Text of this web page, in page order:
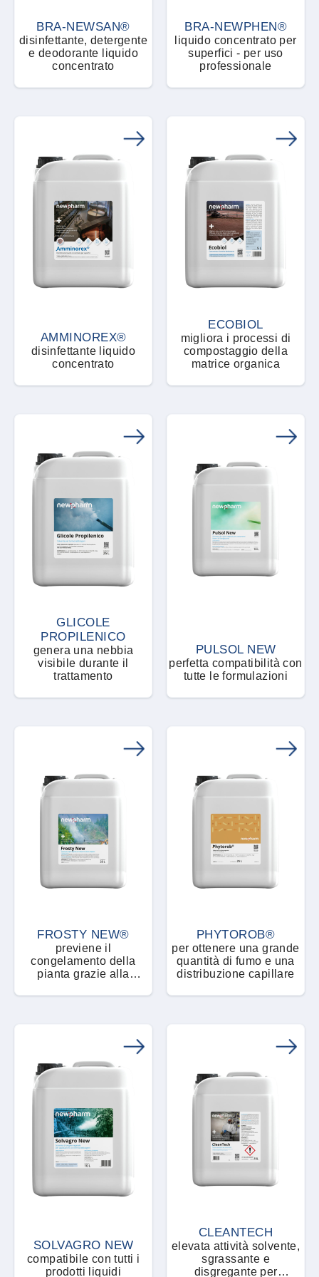
Ricambi
RTU - Pronto all'uso
Sistema dissuasore
Sospensione concentrata
Spray e aerosol
Stazione di avvelenamento
Tablet e compresse
Trappola di aggregazione
BRA-NEWSAN®
disinfettante, detergente
e deodorante liquido
concentrato
BRA-NEWPHEN®
liquido concentrato per
superfici - per uso
professionale
AMMINOREX®
disinfettante liquido
concentrato
ECOBIOL
migliora i processi di
compostaggio della
matrice organica
GLICOLE
PROPILENICO
genera una nebbia
visibile durante il
trattamento
PULSOL NEW
perfetta compatibilità con
tutte le formulazioni
FROSTY NEW®
previene il
congelamento della
pianta grazie alla
PHYTOROB®
per ottenere una grande
quantità di fumo e una
distribuzione capillare
SOLVAGRO NEW
compatibile con tutti i
prodotti liquidi
CLEANTECH
elevata attività solvente,
sgrassante e
disgregante per